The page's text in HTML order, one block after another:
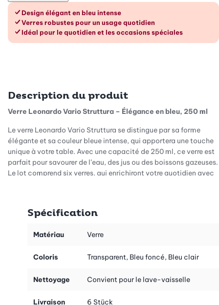
Les avantages en un coup d’œil
Design élégant en bleu intense
Verres robustes pour un usage quotidien
Idéal pour le quotidien et les occasions spéciales
Description du produit
Verre Leonardo Vario Struttura – Élégance en bleu, 250 ml
Le verre Leonardo Vario Struttura se distingue par sa forme
élégante et sa couleur bleue intense, qui apportera une touche
unique à votre table. Avec une capacité de 250 ml, ce verre est
parfait pour savourer de l’eau, des jus ou des boissons gazeuses.
Le lot comprend six verres, qui enrichiront votre quotidien avec
Avec sa surface structurée et son design moderne, le verre Vario
Struttura apporte une touche de fraîcheur à votre table. Les
harmonieux et dynamique, qui s’intègre facilement à tout type
de décoration. Chaque verre est une pièce unique, apportant
une variation visuelle dans l’usage quotidien.
Spécification
Matériau Verre
Coloris Transparent, Bleu foncé, Bleu clair
Nettoyage Convient pour le lave-vaisselle
Livraison 6 Stück